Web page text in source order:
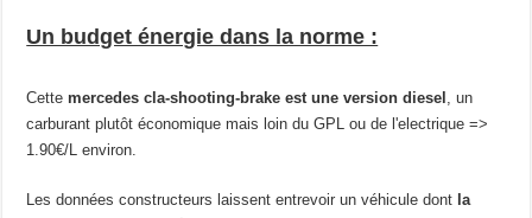
Un budget énergie dans la norme :
Cettemercedes cla-shooting-brake est une version diesel
, un
carburant plutôt économique mais loin du GPL ou de l'electrique =>
1.90€/L environ.
Les données constructeurs laissent entrevoir un véhicule dont la